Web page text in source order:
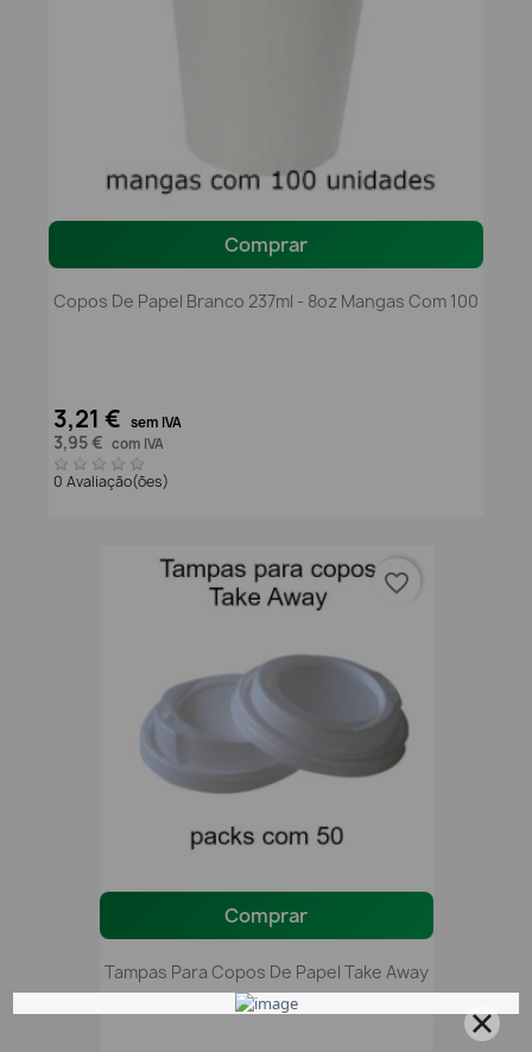
Comprar
Copos De Papel Branco 237ml - 8oz Mangas Com 100
3,21 € sem IVA
3,95 € com IVA
0 Avaliação(ões)
Comprar
Tampas Para Copos De Papel Take Away
favorite_border